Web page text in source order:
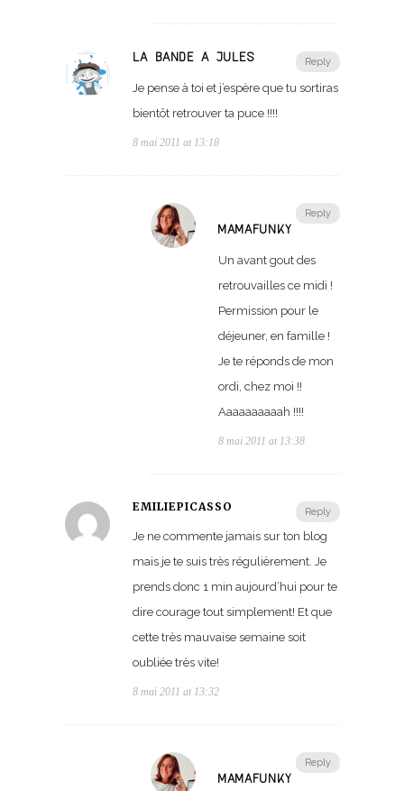
Reply
LA BANDE À JULES
Je pense à toi et j’espère que tu sortiras
bientôt retrouver ta puce !!!!
8 mai 2011 at 13:18
Reply
MAMAFUNKY
Un avant gout des
retrouvailles ce midi !
Permission pour le
déjeuner, en famille !
Je te réponds de mon
ordi, chez moi !!
Aaaaaaaaaah !!!!
8 mai 2011 at 13:38
Reply
EMILIEPICASSO
Je ne commente jamais sur ton blog
mais je te suis très régulièrement. Je
prends donc 1 min aujourd’hui pour te
dire courage tout simplement! Et que
cette très mauvaise semaine soit
oubliée très vite!
8 mai 2011 at 13:32
Reply
MAMAFUNKY